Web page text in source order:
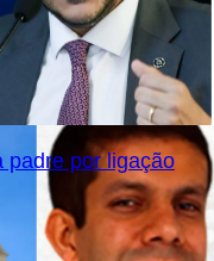
padre por ligação